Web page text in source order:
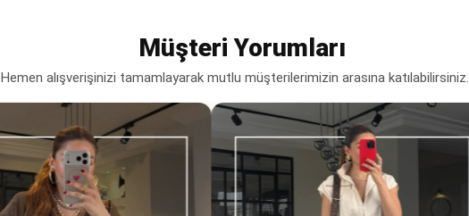
Müşteri Yorumları
Hemen alışverişinizi tamamlayarak mutlu müşterilerimizin arasına